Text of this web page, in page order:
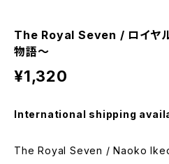
The Royal Seven / ロイヤル
物語〜
¥1,320
International shipping
The Royal Seven / Naoko